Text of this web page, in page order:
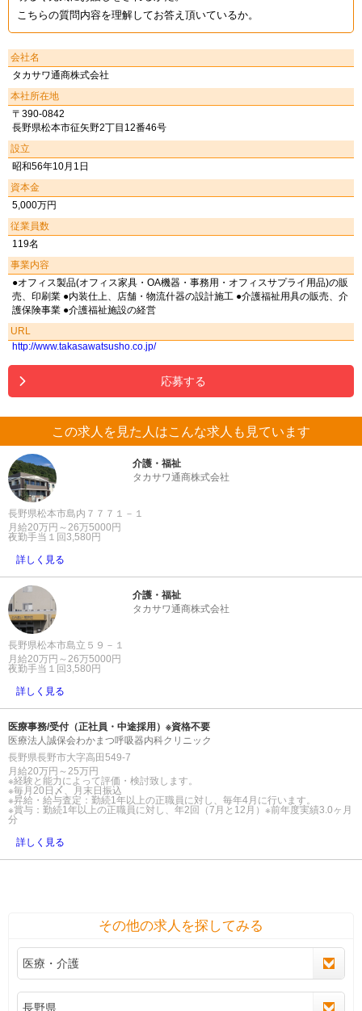
こちらの質問内容を理解してお答え頂いているか。
会社名
タカサワ通商株式会社
本社所在地
〒390-0842
長野県松本市征矢野2丁目12番46号
設立
昭和56年10月1日
資本金
5,000万円
従業員数
119名
事業内容
●オフィス製品(オフィス家具・OA機器・事務用・オフィスサプライ用品)の販
売、印刷業 ●内装仕上、店舗・物流什器の設計施工 ●介護福祉用具の販売、介
護保険事業 ●介護福祉施設の経営
URL
http://www.takasawatsusho.co.jp/
応募する
この求人を見た人はこんな求人も見ています
介護・福祉
タカサワ通商株式会社
長野県松本市島内７７７１－１
月給20万円～26万5000円
夜勤手当１回3,580円
詳しく見る
介護・福祉
タカサワ通商株式会社
長野県松本市島立５９－１
月給20万円～26万5000円
夜勤手当１回3,580円
詳しく見る
医療事務/受付（正社員・中途採用）※資格不要
医療法人誠保会わかまつ呼吸器内科クリニック
長野県長野市大字高田549-7
月給20万円～25万円
※経験と能力によって評価・検討致します。
※毎月20日〆、月末日振込
※昇給・給与査定：勤続1年以上の正職員に対し、毎年4月に行います。
※賞与：勤続1年以上の正職員に対し、年2回（7月と12月）※前年度実績3.0ヶ月
分
詳しく見る
その他の求人を探してみる